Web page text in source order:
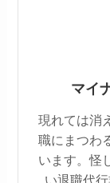
マイ
現れては消
職にまつわ
います。怪
い退職代